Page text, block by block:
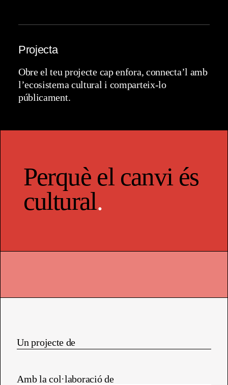
Projecta
Obre el teu projecte cap enfora, connecta’l amb
l’ecosistema cultural i comparteix-lo
públicament.
Perquè el canvi és
cultural.
Un projecte de
Amb la col·laboració de